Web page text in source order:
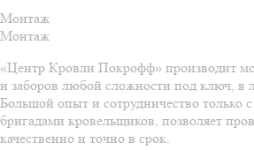
Монтаж
Монтаж
«Центр Кровли Покрофф» производит
и заборов любой сложности под ключ, в
Большой опыт и сотрудничество только
бригадами кровельщиков, позволяет
качественно и точно в срок.